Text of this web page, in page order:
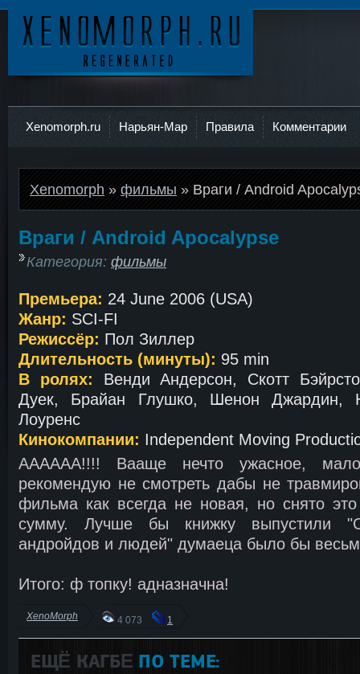
Xenomorph.ru Нарьян-Мар Правила Комментарии
Xenomorph » фильмы » Враги / Android
Враги / Android Apocalypse
Категория: фильмы
Премьера: 24 June 2006 (USA)
Жанр: SCI-FI
Режиссёр: Пол Зиллер
Длительность (минуты): 95 min
В ролях: Венди Андерсон, Скотт
Дуек, Брайан Глушко, Шенон Джардин,
Лоуренс
Кинокомпании: Independent Moving
АААААА!!!! Вааще нечто ужасное,
рекомендую не смотреть дабы не
фильма как всегда не новая, но снято
сумму. Лучше бы книжку выпустили "О
андройдов и людей" думаеца было бы
Итого: ф топку! адназначна!
XenoMorph 4 073 1
ЕЩЁ КАГБΕ ПО ТЕМЕ: